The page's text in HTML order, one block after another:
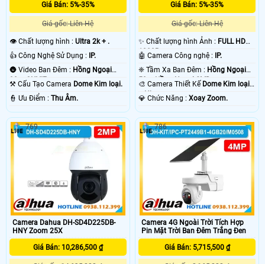
Giá Bán: 5%-35%
Giá gốc: Liên Hệ
👁 Chất lượng hình : Ultra 2k + .
👍 Công Nghệ Sử Dụng :
IP.
🌚 Video Ban Đêm : Hồng Ngoại
30m ONVIF.
⚒ Cấu Tạo Camera Dome Kim loại.
️👮 Ưu Điểm : Thu Âm.
Giá Bán: 5%-35%
Giá gốc: Liên Hệ
✨ Chất lượng hình Ảnh : FULL HD
1080P .
🤖️ Camera Công nghệ :
IP.
❈ Tầm Xa Ban Đêm : Hồng Ngoại
50m Hồng Ngoại SMD.
🎨 Camera Thiết Kế Dome Kim loại
+ Nhựa.
️💎 Chức Năng :Xoay Zoom.
Camera Dahua DH-SD4D225DB-
HNY Zoom 25X
Giá Bán: 10,286,500 ₫
769
Camera 4G Ngoài Trời Tích Hợp
Pin Mặt Trời Ban Đêm Trắng Đen
Giá Bán: 5,715,500 ₫
786